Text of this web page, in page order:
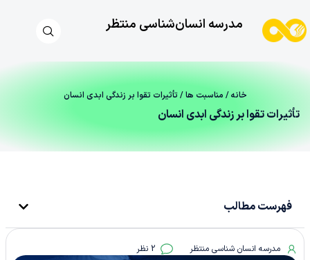
مدرسه انسان‌شناسی منتظر
خانه/ مناسبت ها/ تأثیرات تقوا بر زندگی ابدی انسان
تأثیرات تقوا بر زندگی ابدی انسان
فهرست مطالب
مدرسه انسان شناسی منتظر 2 نظر